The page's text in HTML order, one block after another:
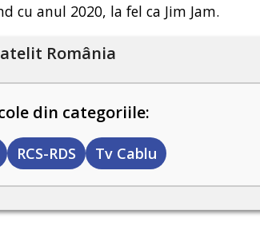
cu anul 2020, la fel ca Jim Jam.
România
din categoriile:
RCS-RDS Tv Cablu